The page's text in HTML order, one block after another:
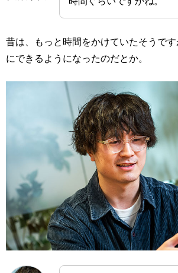
昔は、もっと時間をかけていたそうで
にできるようになったのだとか。